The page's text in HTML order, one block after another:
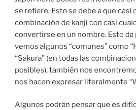
se refiere. Esto se debe a que casi
combinación de kanji con casi
convertirse en un nombre. Esto da
vemos algunos “comunes” como
“Sakura” (en todas las
posibles), también nos
nos hacen expresar literalmente
Algunos podrán pensar que es